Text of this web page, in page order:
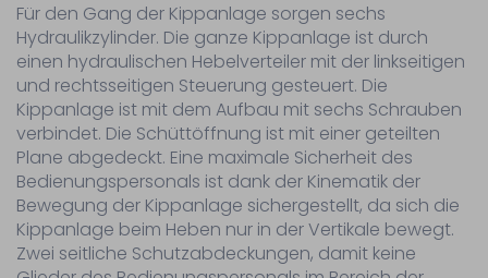
Für den Gang der Kippanlage sorgen sechs
Hydraulikzylinder. Die ganze Kippanlage ist durch
einen hydraulischen Hebelverteiler mit der linkseitigen
und rechtsseitigen Steuerung gesteuert. Die
Kippanlage ist mit dem Aufbau mit sechs Schrauben
verbindet. Die Schüttöffnung ist mit einer geteilten
Plane abgedeckt. Eine maximale Sicherheit des
Bedienungspersonals ist dank der Kinematik der
Bewegung der Kippanlage sichergestellt, da sich die
Kippanlage beim Heben nur in der Vertikale bewegt.
Zwei seitliche Schutzabdeckungen, damit keine